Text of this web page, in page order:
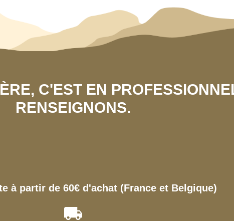
C'EST EN
RENSEIGNONS.
à partir de 60€ d'achat (France et Belgique)